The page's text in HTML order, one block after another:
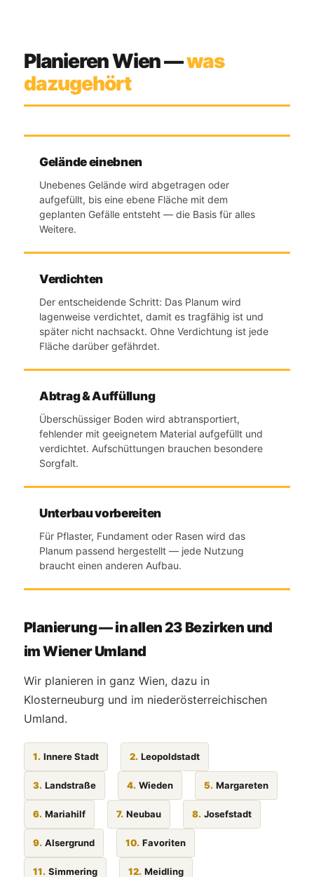
Planieren Wien —was
dazugehört
Gelände einebnen
Unebenes Gelände wird abgetragen oder
aufgefüllt, bis eine ebene Fläche mit dem
geplanten Gefälle entsteht — die Basis für alles
Weitere.
Verdichten
Der entscheidende Schritt: Das Planum wird
lagenweise verdichtet, damit es tragfähig ist und
später nicht nachsackt. Ohne Verdichtung ist jede
Fläche darüber gefährdet.
Abtrag & Auffüllung
Überschüssiger Boden wird abtransportiert,
fehlender mit geeignetem Material aufgefüllt und
verdichtet. Aufschüttungen brauchen besondere
Sorgfalt.
Unterbau vorbereiten
Für Pflaster, Fundament oder Rasen wird das
Planum passend hergestellt — jede Nutzung
braucht einen anderen Aufbau.
Planierung — in allen 23 Bezirken und
im Wiener Umland
Wir planieren in ganz Wien, dazu in
Klosterneuburg und im niederösterreichischen
Umland.
1. Innere Stadt 2. Leopoldstadt
3. Landstraße 4. Wieden 5. Margareten
6. Mariahilf 7. Neubau 8. Josefstadt
9. Alsergrund 10. Favoriten
11. Simmering 12. Meidling